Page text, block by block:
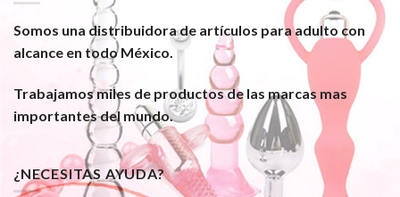
Somos una distribuidora de artículos para adulto con
alcance en todo México.
Trabajamos miles de productos de las marcas mas
importantes del mundo.
¿NECESITAS AYUDA?